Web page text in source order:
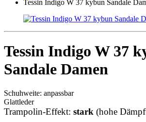
Tessin Indigo W 37 kybun Sandale
Tessin Indigo W 37
Sandale Damen
Schuhweite: anpassbar
Glattleder
Trampolin-Effekt: stark (hohe